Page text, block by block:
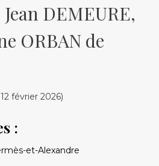
DEMEURE,
ORBAN de
février 2026)
:
et-Alexandre